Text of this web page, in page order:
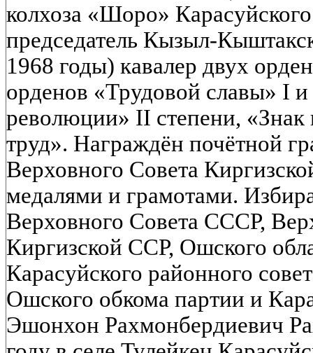
колхоза «Шоро»
председатель Кызыл-
1968 годы) кавалер двух
орденов «Трудовой славы» I
революции» II степени, «Знак
труд». Награждён почётной
Верховного Совета
медалями и грамотами.
Верховного Совета СССР,
Киргизской ССР, Ошского
Карасуйского районного
Ошского обкома партии и
Эшонхон Рахмонбердиевич